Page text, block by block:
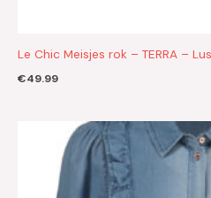
Le Chic Meisjes rok – TERRA –
€49.99